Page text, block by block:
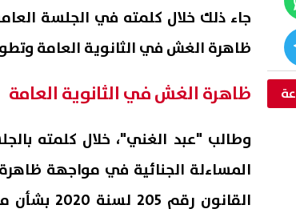
جاء ذلك خلال كلمته في الجلسة
ظاهرة الغش في الثانوية العامة
ظاهرة الغش في الثانوية العامة
وطالب "عبد الغني"، خلال كلمته
المساءلة الجنائية في مواجهة
القانون